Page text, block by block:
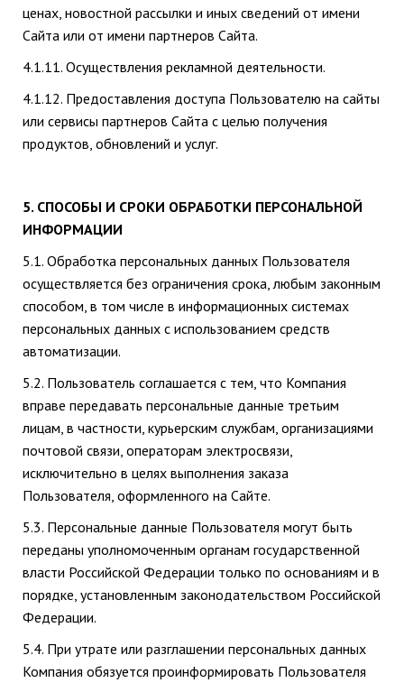
ценах, новостной рассылки и иных сведений от имени
Сайта или от имени партнеров Сайта.
4.1.11. Осуществления рекламной деятельности.
4.1.12. Предоставления доступа Пользователю на сайты
или сервисы партнеров Сайта с целью получения
продуктов, обновлений и услуг.
5. СПОСОБЫ И СРОКИ ОБРАБОТКИ ПЕРСОНАЛЬНОЙ
ИНФОРМАЦИИ
5.1. Обработка персональных данных Пользователя
осуществляется без ограничения срока, любым законным
способом, в том числе в информационных системах
персональных данных с использованием средств
автоматизации.
5.2. Пользователь соглашается с тем, что Компания
вправе передавать персональные данные третьим
лицам, в частности, курьерским службам, организациями
почтовой связи, операторам электросвязи,
исключительно в целях выполнения заказа
Пользователя, оформленного на Сайте.
5.3. Персональные данные Пользователя могут быть
переданы уполномоченным органам государственной
власти Российской Федерации только по основаниям и в
порядке, установленным законодательством Российской
Федерации.
5.4. При утрате или разглашении персональных данных
Компания обязуется проинформировать Пользователя